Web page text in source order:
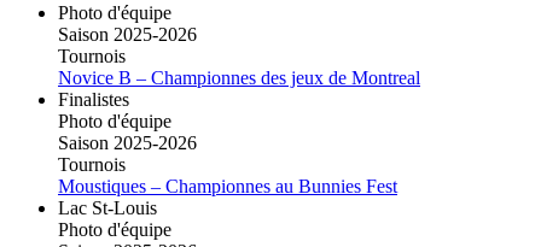
Photo d'équipe
Saison 2025-2026
Tournois
Novice B – Championnes des jeux de Montreal
Finalistes
Photo d'équipe
Saison 2025-2026
Tournois
Moustiques – Championnes au Bunnies Fest
Lac St-Louis
Photo d'équipe